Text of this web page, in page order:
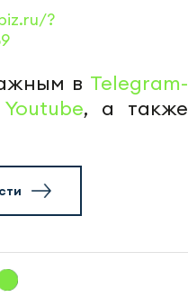
?
в Telegram-
Youtube, а также